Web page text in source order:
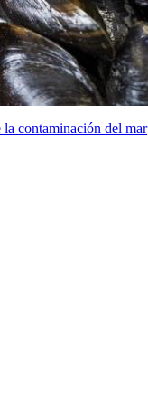
contaminación del mar